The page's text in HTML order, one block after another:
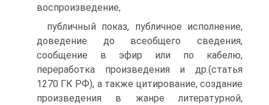
воспроизведение,
публичный показ, публичное исполнение,
доведение до всеобщего сведения,
сообщение в эфир или по кабелю,
переработка произведения и др.(статья
1270 ГК РФ), а также цитирование, создание
произведения в жанре литературной,